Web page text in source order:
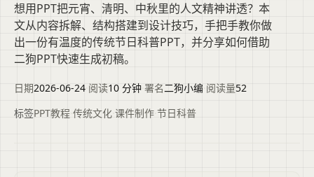
想用PPT把元宵、清明、中秋里的人文精神讲透？本
文从内容拆解、结构搭建到设计技巧，手把手教你做
出一份有温度的传统节日科普PPT，并分享如何借助
二狗PPT快速生成初稿。
日期2026-06-24 阅读10 分钟 署名二狗小编 阅读量52
标签PPT教程 传统文化 课件制作 节日科普